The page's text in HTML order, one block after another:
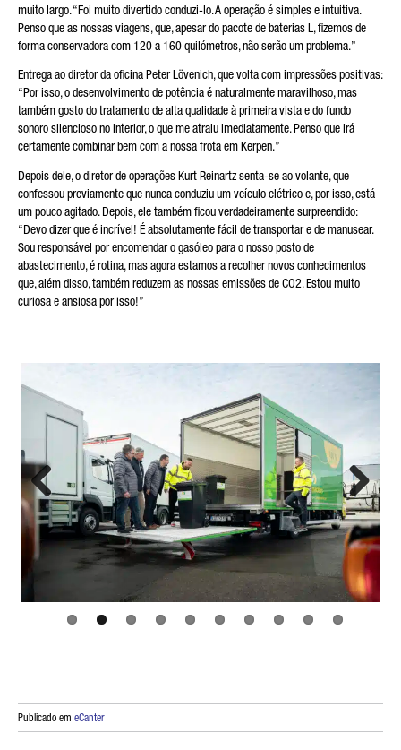
muito largo. “Foi muito divertido conduzi-lo. A operação é simples e intuitiva.
Penso que as nossas viagens, que, apesar do pacote de baterias L, fizemos de
forma conservadora com 120 a 160 quilómetros, não serão um problema.”
Entrega ao diretor da oficina Peter Lövenich, que volta com impressões positivas:
“Por isso, o desenvolvimento de potência é naturalmente maravilhoso, mas
também gosto do tratamento de alta qualidade à primeira vista e do fundo
sonoro silencioso no interior, o que me atraiu imediatamente. Penso que irá
certamente combinar bem com a nossa frota em Kerpen.”
Depois dele, o diretor de operações Kurt Reinartz senta-se ao volante, que
confessou previamente que nunca conduziu um veículo elétrico e, por isso, está
um pouco agitado. Depois, ele também ficou verdadeiramente surpreendido:
“Devo dizer que é incrível! É absolutamente fácil de transportar e de manusear.
Sou responsável por encomendar o gasóleo para o nosso posto de
abastecimento, é rotina, mas agora estamos a recolher novos conhecimentos
que, além disso, também reduzem as nossas emissões de CO2. Estou muito
curiosa e ansiosa por isso!”
Previous Next
Publicado em eCanter